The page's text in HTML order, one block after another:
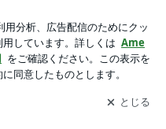
虐待・リストカット・死
新通知
を受け取りまし
開く